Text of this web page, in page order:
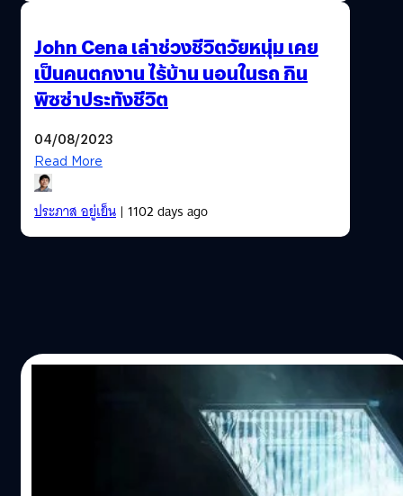
John Cena เล่าช่วงชีวิตวัยหนุ่ม เคย
เป็นคนตกงาน ไร้บ้าน นอนในรถ กิน
พิซซ่าประทังชีวิต
04/08/2023
Read More
ประภาส อยู่เย็น| 1102 days ago
ยังไหวไหม? ‘Fast X’ ทุนสร้างพุ่งสูงถึง 300
มีรายงานว่าทุนสร้างของ 'Fast X' นั้น เพิ่มสูงขึ้นมาอยู่ที่ 300